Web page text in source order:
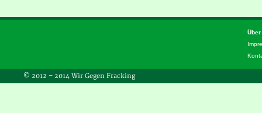
Über
© 2012 – 2014 Wir Gegen Fracking